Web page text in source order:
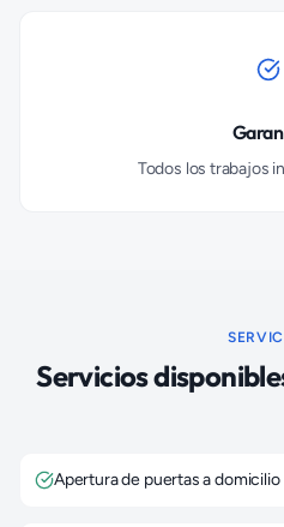
Todos los trabajos
Servicios
Apertura de puertas a domicilio